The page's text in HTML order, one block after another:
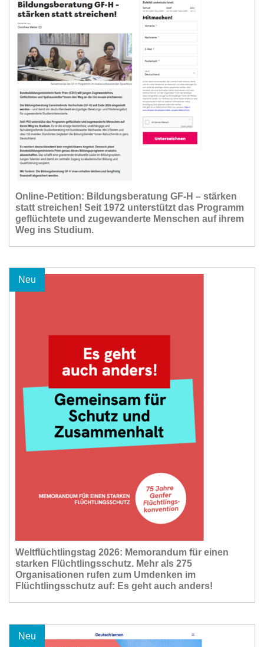
Online-Petition: Bildungsberatung GF-H – stärken
statt streichen! Seit 1972 unterstützt das Programm
geflüchtete und zugewanderte Menschen auf ihrem
Weg ins Studium.
Neu
Weltflüchtlingstag 2026: Memorandum für einen
starken Flüchtlingsschutz. Mehr als 275
Organisationen rufen zum Umdenken im
Flüchtlingsschutz auf: Es geht auch anders!
Neu